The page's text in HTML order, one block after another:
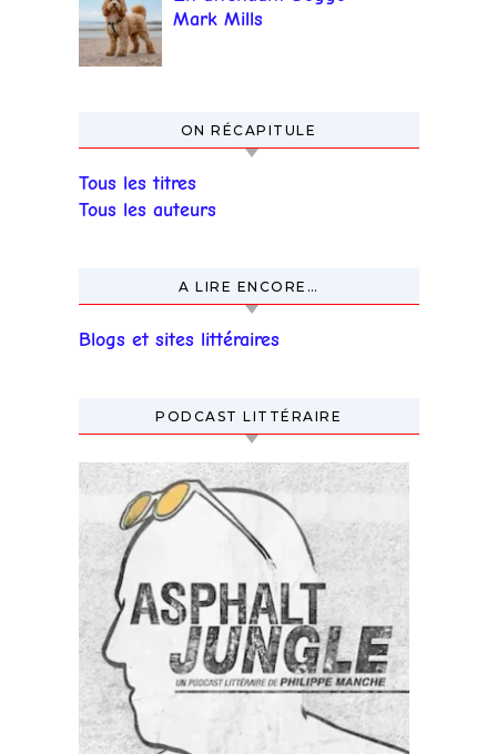
Mark Mills
ON RÉCAPITULE
Tous les titres
Tous les auteurs
A LIRE ENCORE…
Blogs et sites littéraires
PODCAST LITTÉRAIRE